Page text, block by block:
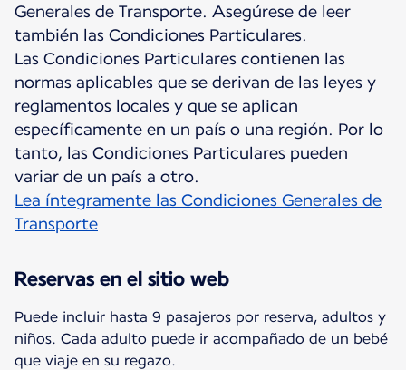
Generales de Transporte. Asegúrese de leer
también las Condiciones Particulares.
Las Condiciones Particulares contienen las
normas aplicables que se derivan de las leyes y
reglamentos locales y que se aplican
específicamente en un país o una región. Por lo
tanto, las Condiciones Particulares pueden
Lea íntegramente las Condiciones Generales de
Transporte
Reservas en el sitio web
Puede incluir hasta 9 pasajeros por reserva, adultos y
niños. Cada adulto puede ir acompañado de un bebé
que viaje en su regazo.